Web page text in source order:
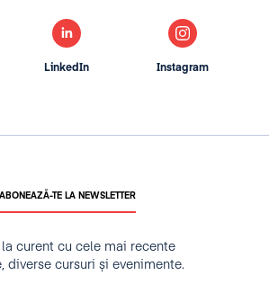
ABONEAZĂ-TE LA NEWSLETTER
la curent cu cele mai recente
diverse cursuri și evenimente.
LinkedIn Instagram